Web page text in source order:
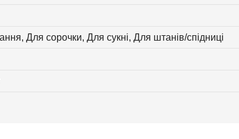
Для сорочки, Для сукні, Для штанів/спідниці